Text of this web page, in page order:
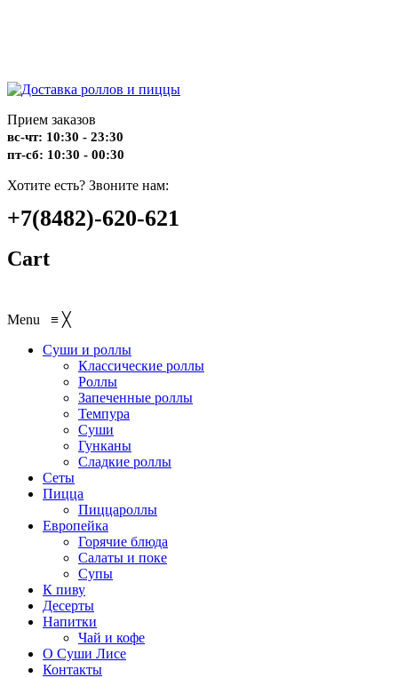
Прием заказов
вс-чт: 10:30 - 23:30
пт-сб: 10:30 - 00:30
Хотите есть? Звоните нам:
+7(8482)-620-621
Cart
Menu ≡ ╳
Суши и роллы
Классические роллы
Роллы
Запеченные роллы
Темпура
Суши
Гунканы
Сладкие роллы
Сеты
Пицца
Пиццароллы
Европейка
Горячие блюда
Салаты и поке
Супы
К пиву
Десерты
Напитки
Чай и кофе
О Суши Лисе
Контакты